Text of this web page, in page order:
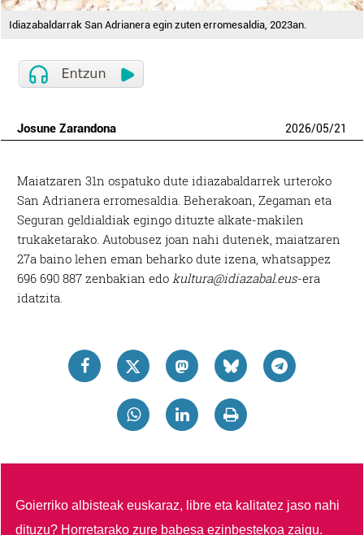
Idiazabaldarrak San Adrianera egin zuten erromesaldia, 2023an.
Josune Zarandona 2026/05/21
Maiatzaren 31n ospatuko dute idiazabaldarrek urteroko
San Adrianera erromesaldia. Beherakoan, Zegaman eta
Seguran geldialdiak egingo dituzte alkate-makilen
trukaketarako. Autobusez joan nahi dutenek, maiatzaren
27a baino lehen eman beharko dute izena, whatsappez
696 690 887 zenbakian edokultura@idiazabal.eus-era
idatzita.
Goierriko albisteak euskaraz, libre eta kalitatez jaso nahi
dituzu? Horretarako zure babesa ezinbestekoa zaigu.